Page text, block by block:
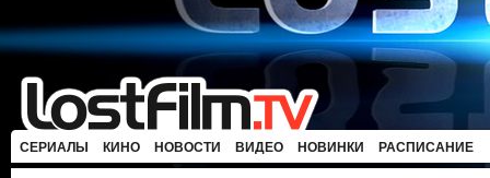
СЕРИАЛЫ КИНО НОВОСТИ ВИДЕО НОВИНКИ РАСПИСАНИЕ